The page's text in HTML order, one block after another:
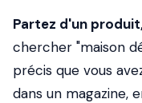
Partez d'un
chercher "maison
précis que vous
dans un magazine,